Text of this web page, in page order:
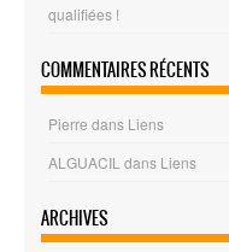
qualifiées !
COMMENTAIRES RÉCENTS
Pierre dans Liens
ALGUACIL dans Liens
ARCHIVES